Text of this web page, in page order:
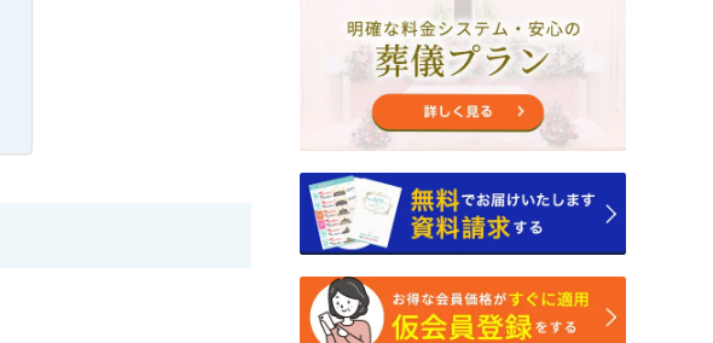
2025年3月
2025年2月
2025年1月
2024年12月
2024年11月
2024年10月
2024年9月